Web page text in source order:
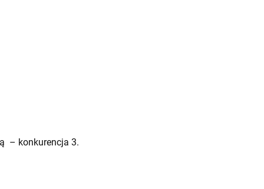
– konkurencja 3.